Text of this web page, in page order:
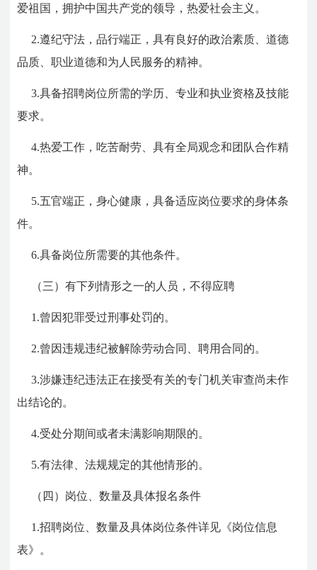
爱祖国，拥护中国共产党的领导，热爱社会主义。
2.遵纪守法，品行端正，具有良好的政治素质、道德
品质、职业道德和为人民服务的精神。
3.具备招聘岗位所需的学历、专业和执业资格及技能
要求。
4.热爱工作，吃苦耐劳、具有全局观念和团队合作精
神。
5.五官端正，身心健康，具备适应岗位要求的身体条
件。
6.具备岗位所需要的其他条件。
（三）有下列情形之一的人员，不得应聘
1.曾因犯罪受过刑事处罚的。
2.曾因违规违纪被解除劳动合同、聘用合同的。
3.涉嫌违纪违法正在接受有关的专门机关审查尚未作
出结论的。
4.受处分期间或者未满影响期限的。
5.有法律、法规规定的其他情形的。
（四）岗位、数量及具体报名条件
1.招聘岗位、数量及具体岗位条件详见《岗位信息
表》。